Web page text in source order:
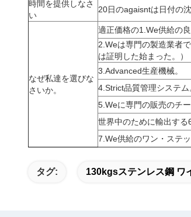
時間を提供しなさ
い
20日のagaisntは日付の
なぜ私達を選びな
さいか。
適正価格の1.We供給の良
2.Weは専門の製造業者
は証明した始まった。）
3.Advanced生産機械。
4.Strict品質管理システム
5.Weに専門の販売のチー
世界中のために輸出する
7.We供給のワン・ステ
タグ: 130kgsステンレス鋼 ワ